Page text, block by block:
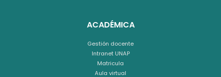
ACADÉMICA
Gestión docente
Intranet UNAP
Matricula
Aula virtual